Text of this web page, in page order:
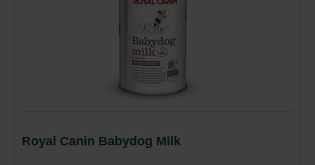
Royal Canin Babydog Milk